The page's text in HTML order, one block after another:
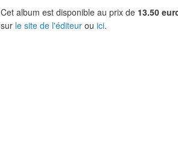
Cet album est disponible au prix de 13.50
sur le site de l'éditeur ou ici.